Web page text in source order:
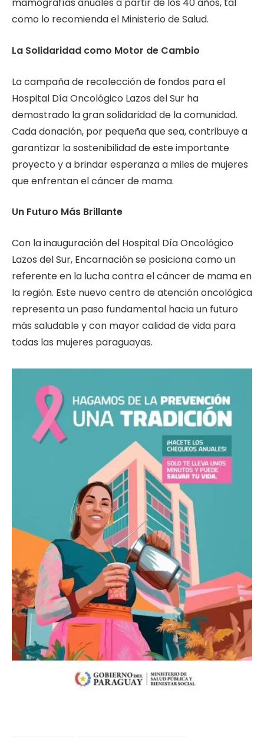
mamografías anuales a partir de los 40 años, tal
como lo recomienda el Ministerio de Salud.
La Solidaridad como Motor de Cambio
La campaña de recolección de fondos para el
Hospital Día Oncológico Lazos del Sur ha
demostrado la gran solidaridad de la comunidad.
Cada donación, por pequeña que sea, contribuye a
garantizar la sostenibilidad de este importante
proyecto y a brindar esperanza a miles de mujeres
que enfrentan el cáncer de mama.
Un Futuro Más Brillante
Con la inauguración del Hospital Día Oncológico
Lazos del Sur, Encarnación se posiciona como un
referente en la lucha contra el cáncer de mama en
la región. Este nuevo centro de atención oncológica
representa un paso fundamental hacia un futuro
más saludable y con mayor calidad de vida para
todas las mujeres paraguayas.